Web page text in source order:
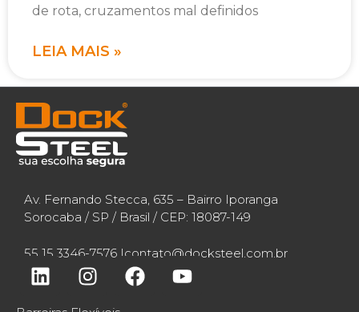
de rota, cruzamentos mal definidos
LEIA MAIS »
Av. Fernando Stecca, 635 – Bairro Iporanga
Sorocaba / SP / Brasil / CEP: 18087-149
55 15 3346-7576 |contato@docksteel.com.br